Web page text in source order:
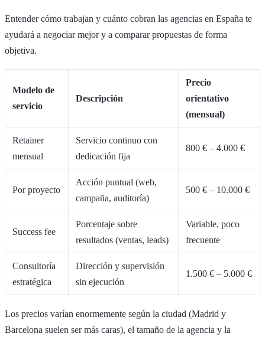
Entender cómo trabajan y cuánto cobran las agencias en España te
ayudará a negociar mejor y a comparar propuestas de forma
objetiva.
Modelo de
servicio
Descripción
Precio
orientativo
(mensual)
Retainer
mensual
Servicio continuo con
dedicación fija
800 € – 4.000 €
Por proyecto
Acción puntual (web,
campaña, auditoría)
500 € – 10.000 €
Success fee
Porcentaje sobre
resultados (ventas, leads)
Variable, poco
frecuente
Consultoría
estratégica
Dirección y supervisión
sin ejecución
1.500 € – 5.000 €
Los precios varían enormemente según la ciudad (Madrid y
Barcelona suelen ser más caras), el tamaño de la agencia y la